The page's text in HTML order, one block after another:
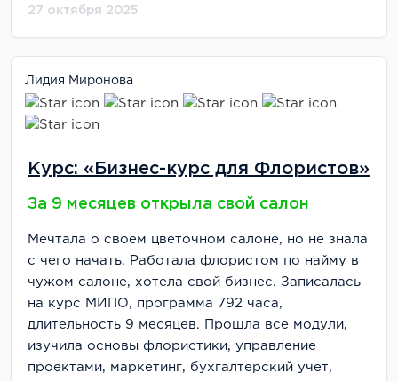
27 октября 2025
Лидия Миронова
Курс: «Бизнес-курс для Флористов»
За 9 месяцев открыла свой салон
Мечтала о своем цветочном салоне, но не знала
с чего начать. Работала флористом по найму в
чужом салоне, хотела свой бизнес. Записалась
на курс МИПО, программа 792 часа,
длительность 9 месяцев. Прошла все модули,
изучила основы флористики, управление
проектами, маркетинг, бухгалтерский учет,